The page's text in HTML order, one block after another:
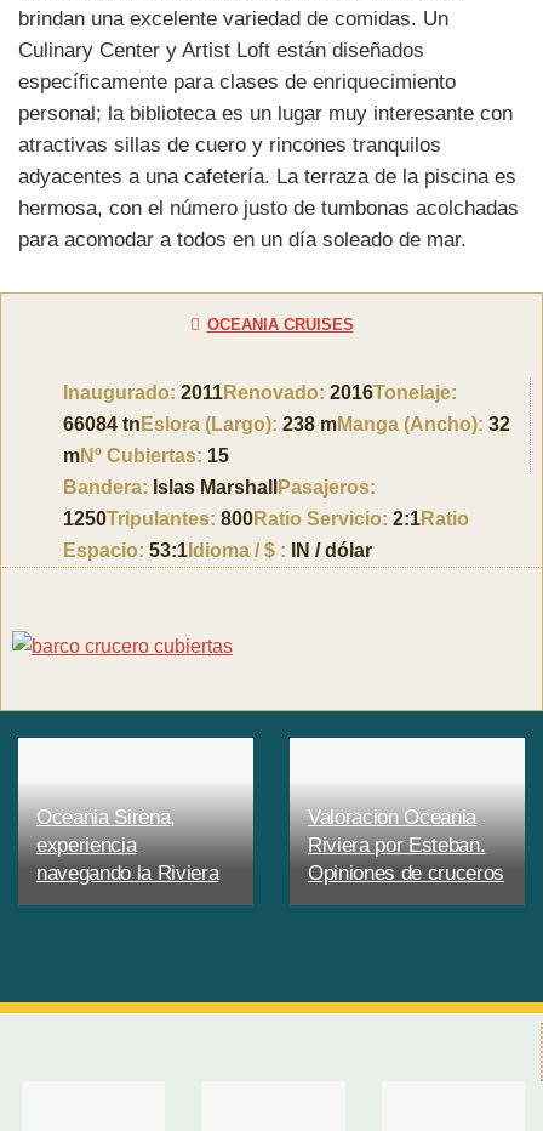
brindan una excelente variedad de comidas. Un
Culinary Center y Artist Loft están diseñados
específicamente para clases de enriquecimiento
personal; la biblioteca es un lugar muy interesante con
atractivas sillas de cuero y rincones tranquilos
adyacentes a una cafetería. La terraza de la piscina es
hermosa, con el número justo de tumbonas acolchadas
para acomodar a todos en un día soleado de mar.
OCEANIA CRUISES
Inaugurado: 2011Renovado: 2016Tonelaje:
66084 tn Eslora (Largo): 238 mManga (Ancho): 32
mNº Cubiertas: 15
Bandera: Islas Marshall
Pasajeros:
1250Tripulantes: 800Ratio Servicio: 2:1Ratio
Espacio: 53:1 Idioma / $ : IN / dólar
Oceania Sirena,
experiencia
navegando la Riviera
Valoracion Oceania
Riviera por Esteban.
Opiniones de cruceros